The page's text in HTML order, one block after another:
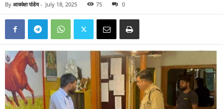
By आकांक्षा पांडेय- July 18, 2025 75 0